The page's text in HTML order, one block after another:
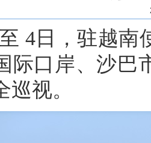
4日，驻越
际口岸、沙巴
视。